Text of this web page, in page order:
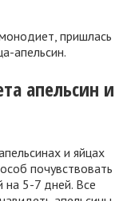
пришлась
апельсин.
апельсин и
и яйцах
почувствовать
на 5-7 дней. Все